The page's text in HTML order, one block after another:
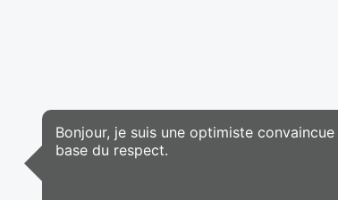
Bonjour, je suis une optimiste
base du respect.